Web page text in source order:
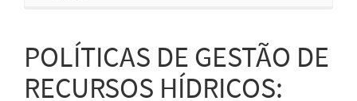
POLÍTICAS DE GESTÃO DE
RECURSOS HÍDRICOS: